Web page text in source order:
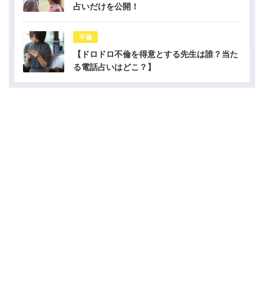
占いだけを公開！
不倫
【ドロドロ不倫を得意とする先生は誰？当た
る電話占いはどこ？】